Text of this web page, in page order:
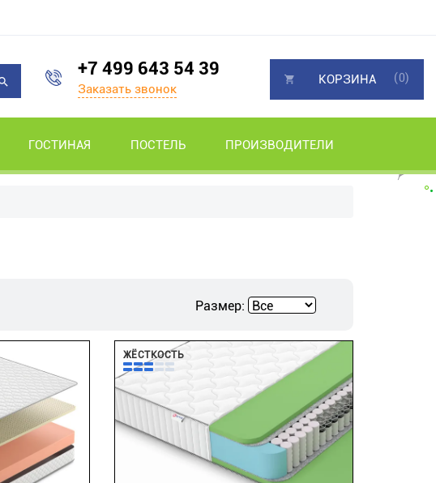
+7 499 643 54 39
Заказать звонок
ГОСТИНАЯ ПОСТЕЛЬ ПРОИЗВОДИТЕЛИ
КОРЗИНА (0)
Размер:
ЖЁСТКОСТЬ